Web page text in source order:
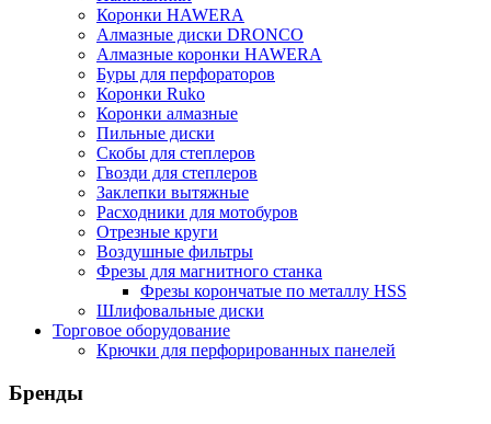
Коронки HAWERA
Алмазные диски DRONCO
Алмазные коронки HAWERA
Буры для перфораторов
Коронки Ruko
Коронки алмазные
Пильные диски
Скобы для степлеров
Гвозди для степлеров
Заклепки вытяжные
Расходники для мотобуров
Отрезные круги
Воздушные фильтры
Фрезы для магнитного станка
Фрезы корончатые по металлу HSS
Шлифовальные диски
Торговое оборудование
Крючки для перфорированных панелей
Бренды